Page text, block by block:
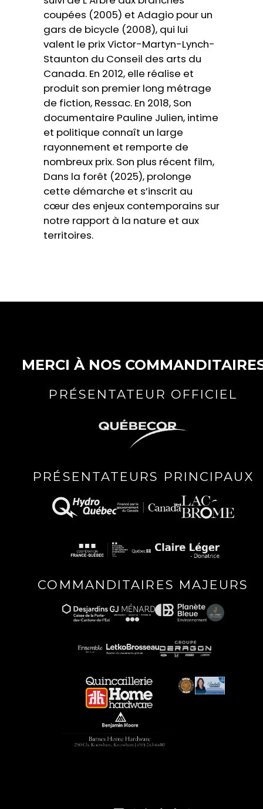
coupées (2005) et Adagio pour un
gars de bicycle (2008), qui lui
valent le prix Victor-Martyn-Lynch-
Staunton du Conseil des arts du
Canada. En 2012, elle réalise et
produit son premier long métrage
de fiction, Ressac. En 2018, Son
documentaire Pauline Julien, intime
et politique connaît un large
rayonnement et remporte de
nombreux prix. Son plus récent film,
Dans la forêt (2025), prolonge
cette démarche et s’inscrit au
cœur des enjeux contemporains sur
notre rapport à la nature et aux
territoires.
MERCI À NOS
PRÉSENTATEUR OFFICIEL
PRÉSENTATEURS PRINCIPAUX
COMMANDITAIRES MAJEURS